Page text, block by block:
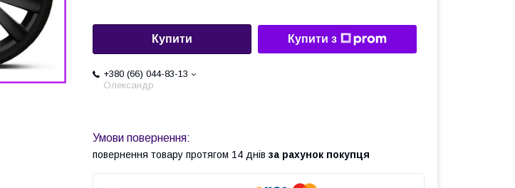
Купити Купити з
+380 (66) 044-83-13
Олександр
повернення товару протягом 14 днів за рахунок покупця